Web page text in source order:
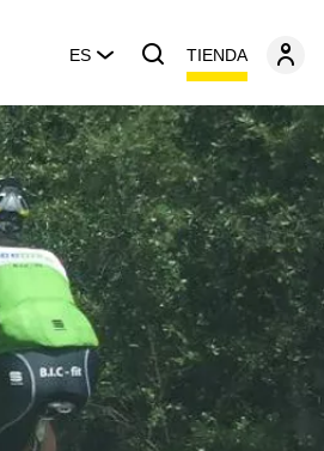
ES TIENDA